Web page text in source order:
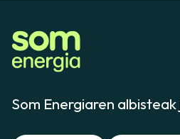
Som Energiaren